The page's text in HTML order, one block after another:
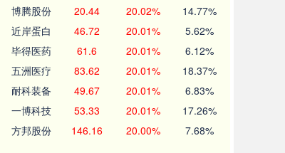
博腾股份 20.44 20.02% 14.77%
近岸蛋白 46.72 20.01% 5.62%
毕得医药 61.6 20.01% 6.12%
五洲医疗 83.62 20.01% 18.37%
耐科装备 49.67 20.01% 6.83%
一博科技 53.33 20.01% 17.26%
方邦股份 146.16 20.00% 7.68%